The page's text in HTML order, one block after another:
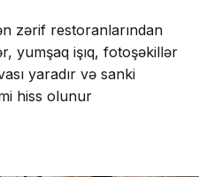
zərif restoranlarından
yumşaq işıq, fotoşəkillər
yaradır və sanki
hiss olunur